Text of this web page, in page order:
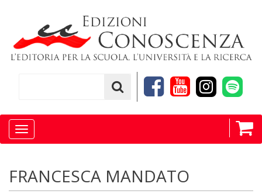
Toggle
navigation
FRANCESCA MANDATO